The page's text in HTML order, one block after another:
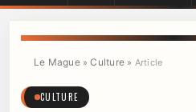
Le Mague»Culture» Article
CULTURE